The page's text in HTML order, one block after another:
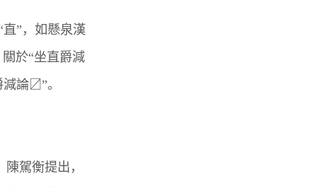
”，如懸泉漢
於“坐直爵減
論〼”。
駕衡提出，